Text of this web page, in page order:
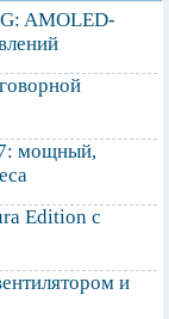
AMOLED-
7: мощный,
Edition с
и